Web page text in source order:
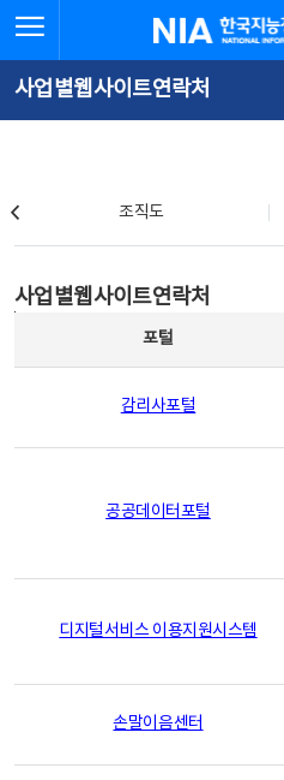
문
로
가
체
뉴
바
가
한국지능정보사회
사업별웹사이트연락처
조직도
사업별웹사이트연락처
포털
감리사포털
공공데이터포털
디지털서비스 이용지원시스템
손말이음센터